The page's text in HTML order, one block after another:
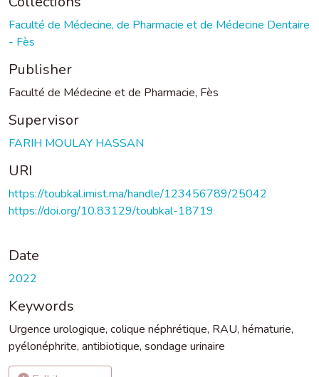
Faculté de Médecine, de Pharmacie et de Médecine Dentaire
- Fès
Publisher
Faculté de Médecine et de Pharmacie, Fès
Supervisor
FARIH MOULAY HASSAN
URI
https://toubkal.imist.ma/handle/123456789/25042
https://doi.org/10.83129/toubkal-18719
Date
2022
Keywords
Urgence urologique, colique néphrétique, RAU, hématurie,
pyélonéphrite, antibiotique, sondage urinaire